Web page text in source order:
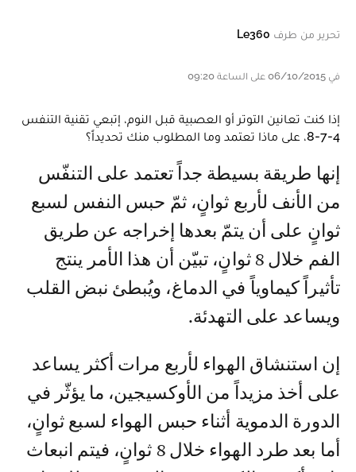
تحرير من طرف Le360
في 06/10/2015 على الساعة 09:20
إذا كنت تعانين التوتر أو العصبية قبل النوم، إتبعي تقنية التنفس
4-7-8، على ماذا تعتمد وما المطلوب منك تحديداً؟
من الأنف لأربع ثوانٍ، ثمّ حبس النفس لسبع
ثوانٍ على أن يتمّ بعدها إخراجه عن طريق
الفم خلال 8 ثوانٍ، تبيّن أن هذا الأمر ينتج
تأثيراً كيماوياً في الدماغ، ويُبطئ نبض القلب
ويساعد على التهدئة.
إن استنشاق الهواء لأربع مرات أكثر يساعد
على أخذ مزيداً من الأوكسيجين، ما يؤثّر في
الدورة الدموية أثناء حبس الهواء لسبع ثوانٍ،
أما بعد طرد الهواء خلال 8 ثوانٍ، فيتم انبعاث